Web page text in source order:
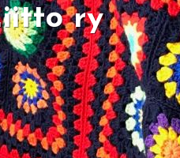
ry